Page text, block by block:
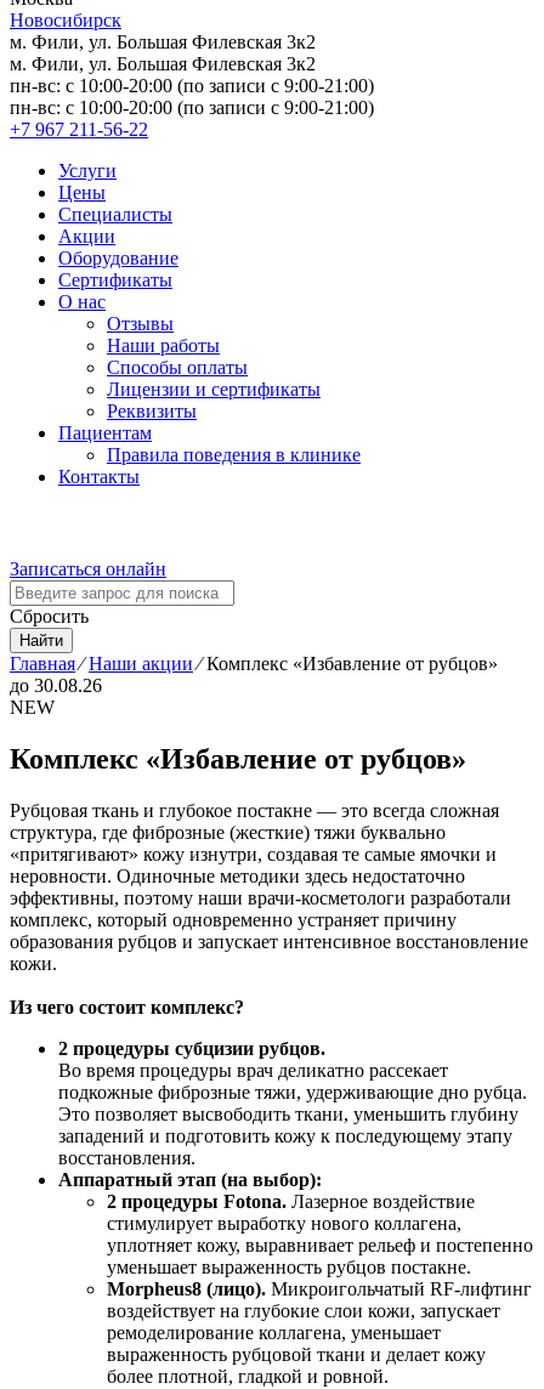
Новосибирск
м. Фили, ул. Большая Филевская 3к2
м. Фили, ул. Большая Филевская 3к2
пн-вс: с 10:00-20:00 (по записи с 9:00-21:00)
пн-вс: с 10:00-20:00 (по записи с 9:00-21:00)
+7 967 211-56-22
Услуги
Цены
Специалисты
Акции
Оборудование
Сертификаты
О нас
Отзывы
Наши работы
Способы оплаты
Лицензии и сертификаты
Реквизиты
Пациентам
Правила поведения в клинике
Контакты
Записаться онлайн
Сбросить
Найти
Главная⁄Наши акции⁄Комплекс «Избавление от рубцов»
до 30.08.26
NEW
Комплекс «Избавление от рубцов»
Рубцовая ткань и глубокое постакне — это всегда сложная
структура, где фиброзные (жесткие) тяжи буквально
«притягивают» кожу изнутри, создавая те самые ямочки и
неровности. Одиночные методики здесь недостаточно
эффективны, поэтому наши врачи-косметологи разработали
комплекс, который одновременно устраняет причину
образования рубцов и запускает интенсивное восстановление
кожи.
Из чего состоит комплекс?
2 процедуры субцизии рубцов.
Во время процедуры врач деликатно рассекает
подкожные фиброзные тяжи, удерживающие дно рубца.
Это позволяет высвободить ткани, уменьшить глубину
западений и подготовить кожу к последующему этапу
восстановления.
Аппаратный этап (на выбор):
2 процедуры Fotona. Лазерное воздействие
стимулирует выработку нового коллагена,
уплотняет кожу, выравнивает рельеф и постепенно
уменьшает выраженность рубцов постакне.
Morpheus8 (лицо). Микроигольчатый RF-лифтинг
воздействует на глубокие слои кожи, запускает
ремоделирование коллагена, уменьшает
выраженность рубцовой ткани и делает кожу
более плотной, гладкой и ровной.